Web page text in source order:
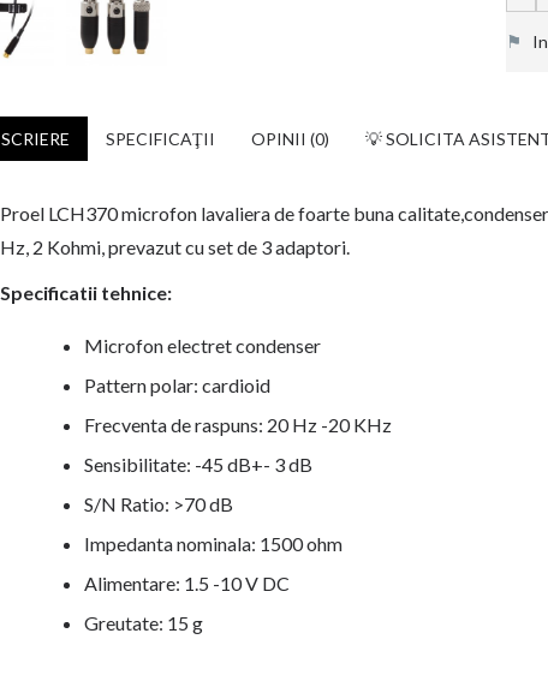
⚑
SPECIFICAŢII OPINII (0) 💡 SOLICITA
Proel LCH370 microfon lavaliera de foarte buna
Hz, 2 Kohmi, prevazut cu set de 3 adaptori.
Specificatii tehnice:
Microfon electret condenser
Pattern polar: cardioid
Frecventa de raspuns: 20 Hz -20 KHz
Sensibilitate: -45 dB+- 3 dB
S/N Ratio: >70 dB
Impedanta nominala: 1500 ohm
Alimentare: 1.5 -10 V DC
Greutate: 15 g